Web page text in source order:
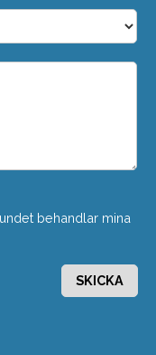
behandlar mina
SKICKA